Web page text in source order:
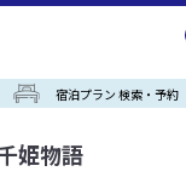
宿泊プラン 検索・予約
姫物語